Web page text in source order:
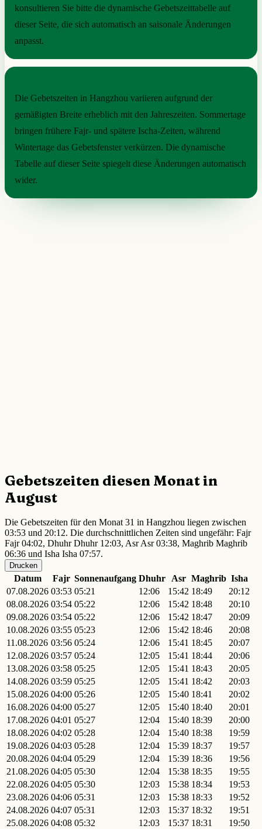
konsultieren Sie bitte die dynamische Gebetszeittabelle auf
dieser Seite, die sich automatisch an saisonale Änderungen
anpasst.
Die Gebetszeiten in Hangzhou variieren aufgrund der
gemäßigten Breite erheblich mit den Jahreszeiten. Sommertage
bringen frühere Fajr- und spätere Ischa-Zeiten, während
Wintertage das Gebetsfenster verkürzen. Die dynamische
Tabelle auf dieser Seite spiegelt diese Änderungen automatisch
wider.
Gebetszeiten diesen Monat in
August
Die Gebetszeiten für den Monat 31 in Hangzhou liegen zwischen
03:53 und 20:12. Die durchschnittlichen Zeiten sind ungefähr: Fajr
Fajr 04:02, Dhuhr Dhuhr 12:03, Asr Asr 03:38, Maghrib Maghrib
06:36 und Isha Isha 07:57.
Drucken
Datum Fajr Sonnenaufgang Dhuhr Asr Maghrib Isha
07.08.2026 03:53 05:21 12:06 15:42 18:49
20:12
08.08.2026 03:54 05:22 12:06 15:42 18:48
20:10
09.08.2026 03:54 05:22 12:06 15:42 18:47
20:09
10.08.2026 03:55 05:23 12:06 15:42 18:46
20:08
11.08.2026 03:56 05:24 12:06 15:41 18:45
20:07
12.08.2026 03:57 05:24 12:05 15:41 18:44
20:06
13.08.2026 03:58 05:25 12:05 15:41 18:43
20:05
14.08.2026 03:59 05:25 12:05 15:41 18:42
20:03
15.08.2026 04:00 05:26 12:05 15:40 18:41
20:02
16.08.2026 04:00 05:27 12:05 15:40 18:40
20:01
17.08.2026 04:01 05:27 12:04 15:40 18:39
20:00
18.08.2026 04:02 05:28 12:04 15:40 18:38
19:59
19.08.2026 04:03 05:28 12:04 15:39 18:37
19:57
20.08.2026 04:04 05:29 12:04 15:39 18:36
19:56
21.08.2026 04:05 05:30 12:04 15:38 18:35
19:55
22.08.2026 04:05 05:30 12:03 15:38 18:34
19:53
23.08.2026 04:06 05:31 12:03 15:38 18:33
19:52
24.08.2026 04:07 05:31 12:03 15:37 18:32
19:51
25.08.2026 04:08 05:32 12:03 15:37 18:31
19:50